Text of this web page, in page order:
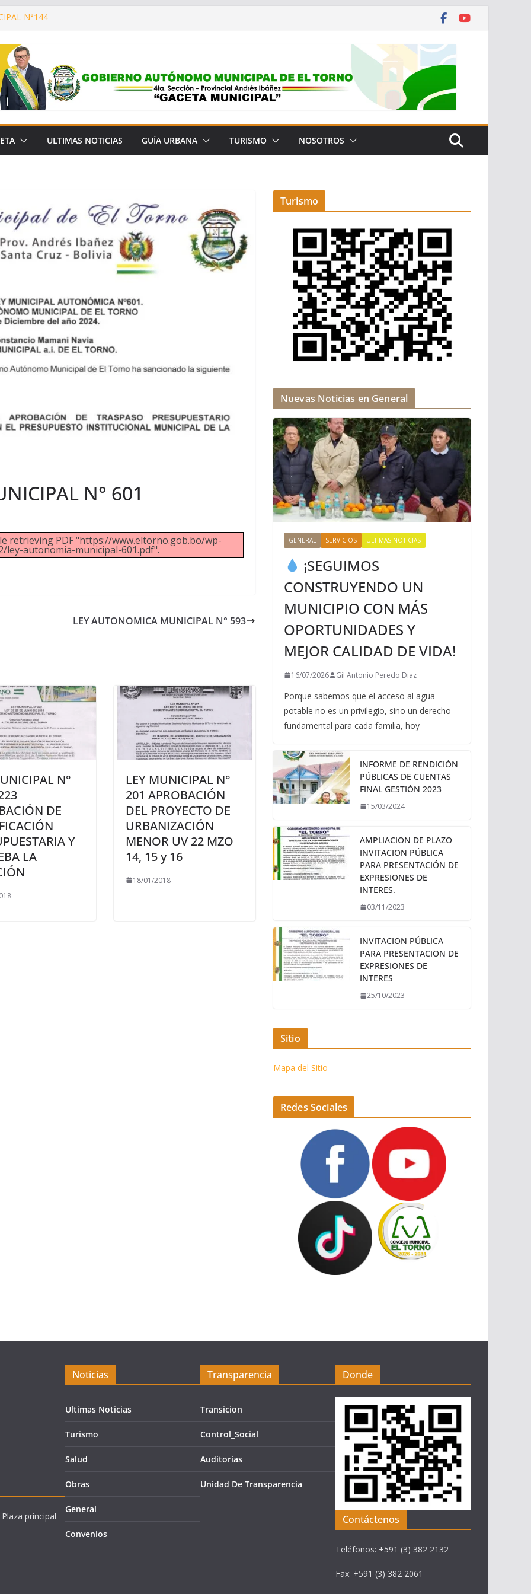
N°144
CON LA FUNDACIÓN PARA
DEL BOSQUE CHIQUITANO (FCBC)
MUNICIPAL N° 657/2026
N° 145
ULTIMAS NOTICIAS GUÍA URBANA TURISMO NOSOTROS
N° 601
retrieving PDF "https://www.eltorno.gob.bo/wp-
ley-autonomia-municipal-601.pdf".
LEY AUTONOMICA MUNICIPAL N° 593
N°
DE
Y
LA
LEY MUNICIPAL N°
201 APROBACIÓN
DEL PROYECTO DE
URBANIZACIÓN
MENOR UV 22 MZO
14, 15 y 16
18/01/2018
Turismo
Nuevas Noticias en General
GENERAL SERVICIOS ULTIMAS NOTICIAS
¡SEGUIMOS
CONSTRUYENDO UN
MUNICIPIO CON MÁS
OPORTUNIDADES Y
MEJOR CALIDAD DE VIDA!
16/07/2026 Gil Antonio Peredo Diaz
Porque sabemos que el acceso al agua
potable no es un privilegio, sino un derecho
fundamental para cada familia, hoy
INFORME DE RENDICIÓN
PÚBLICAS DE CUENTAS
FINAL GESTIÓN 2023
15/03/2024
AMPLIACION DE PLAZO
INVITACION PÚBLICA
PARA PRESENTACIÓN DE
EXPRESIONES DE
INTERES.
03/11/2023
INVITACION PÚBLICA
PARA PRESENTACION DE
EXPRESIONES DE
INTERES
25/10/2023
Sitio
Mapa del Sitio
Redes Sociales
principal
Noticias
Ultimas Noticias
Turismo
Salud
Obras
General
Convenios
Transparencia
Transicion
Control_Social
Auditorias
Unidad De Transparencia
Donde
Contáctenos
Teléfonos: +591 (3) 382 2132
Fax: +591 (3) 382 2061